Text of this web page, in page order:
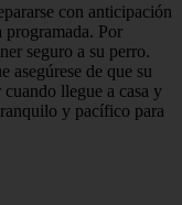
con anticipación
programada. Por
seguro a su perro.
asegúrese de que su
cuando llegue a casa y
y pacífico para